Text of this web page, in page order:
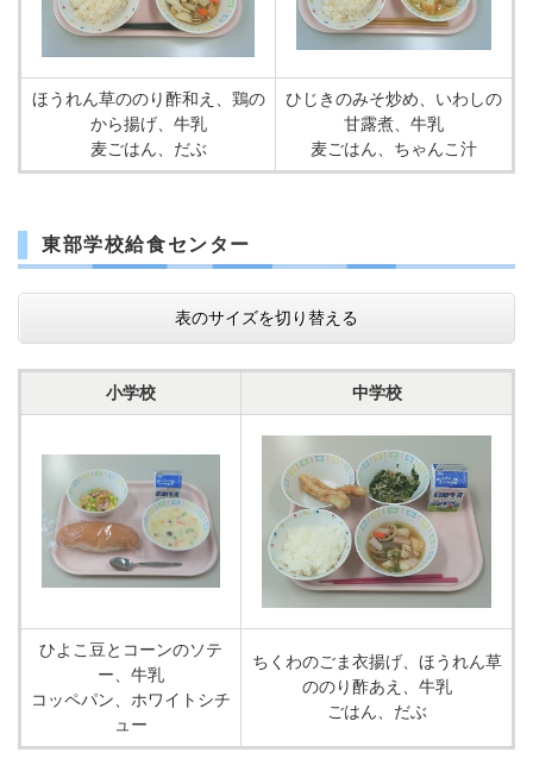
ほうれん草ののり酢和え、鶏の
から揚げ、牛乳
麦ごはん、だぶ
ひじきのみそ炒め、いわしの
甘露煮、牛乳
麦ごはん、ちゃんこ汁
東部学校給食センター
表のサイズを切り替える
小学校 中学校
ひよこ豆とコーンのソテ
ー、牛乳
コッペパン、ホワイトシチ
ュー
ちくわのごま衣揚げ、ほうれん草
ののり酢あえ、牛乳
ごはん、だぶ